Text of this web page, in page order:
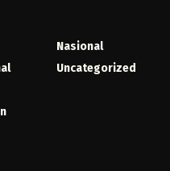
Nasional
Uncategorized